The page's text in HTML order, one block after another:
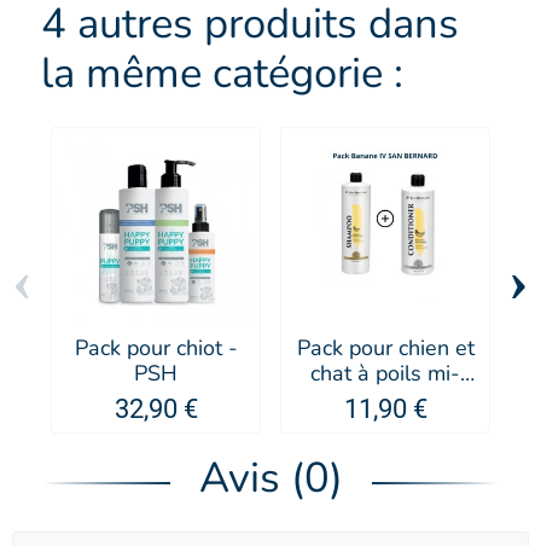
4 autres produits dans
la même catégorie :
Pack pour chiot -
PSH
32,90 €
Pack pour chien et
chat à poils mi-
longs banane - IV
SAN BERNARD
11,90 €
‹ ›
Avis (0)